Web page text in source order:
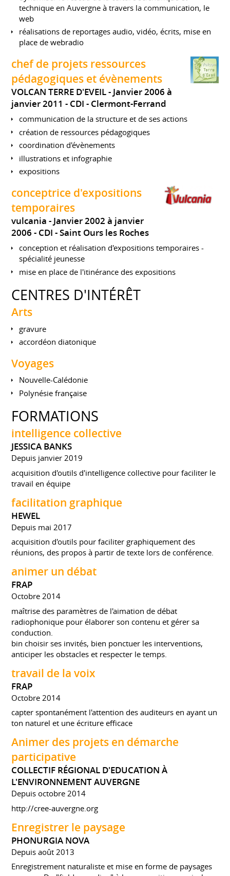
technique en Auvergne à travers la communication, le
web
réalisations de reportages audio, vidéo, écrits, mise en
place de webradio
chef de projets ressources
pédagogiques et évènements
VOLCAN TERRE D'EVEIL
Janvier 2006 à
janvier 2011 CDI Clermont-Ferrand
communication de la structure et de ses actions
création de ressources pédagogiques
coordination d'évènements
illustrations et infographie
expositions
conceptrice d'expositions
temporaires
vulcania
Janvier 2002 à janvier
2006 CDI Saint Ours les Roches
conception et réalisation d'expositions temporaires -
spécialité jeunesse
mise en place de l'itinérance des expositions
CENTRES D'INTÉRÊT
Arts
gravure
accordéon diatonique
Voyages
Nouvelle-Calédonie
Polynésie française
FORMATIONS
intelligence collective
JESSICA BANKS
Depuis janvier 2019
acquisition d'outils d'intelligence collective pour faciliter le
travail en équipe
facilitation graphique
HEWEL
Depuis mai 2017
acquisition d'outils pour faciliter graphiquement des
réunions, des propos à partir de texte lors de conférence.
animer un débat
FRAP
Octobre 2014
maîtrise des paramètres de l'aimation de débat
radiophonique pour élaborer son contenu et gérer sa
conduction.
bin choisir ses invités, bien ponctuer les interventions,
anticiper les obstacles et respecter le temps.
travail de la voix
FRAP
Octobre 2014
capter spontanément l'attention des auditeurs en ayant un
ton naturel et une écriture efficace
Animer des projets en démarche
participative
COLLECTIF RÉGIONAL D'EDUCATION À
L'ENVIRONNEMENT AUVERGNE
Depuis octobre 2014
http://cree-auvergne.org
Enregistrer le paysage
PHONURGIA NOVA
Depuis août 2013
Enregistrement naturaliste et mise en forme de paysages